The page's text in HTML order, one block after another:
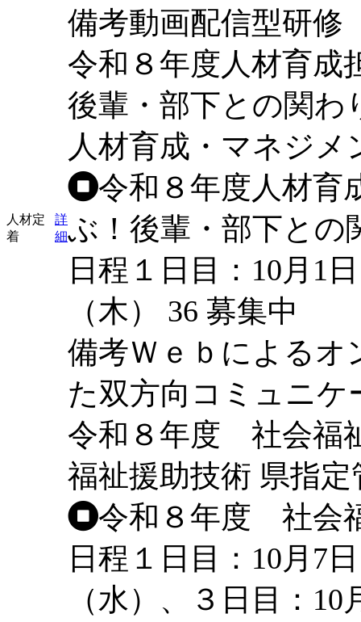
備考動画配信型研修
人材定
着
詳
細
令和８年度人材育
後輩・部下との関わ
人材育成・マネジメ
令和８年度人材
ぶ！後輩・部下との
日程 １日目：10月1
（木） 36 募集中
備考Ｗｅｂによるオ
た双方向コミュニケ
令和８年度 社会福
福祉援助技術 県指定
令和８年度 社会
日程 １日目：10月7
（水）、３日目：